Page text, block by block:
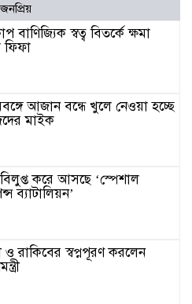
জনপ্রিয়
বাণিজ্যিক স্বত্ব বিতর্কে ক্ষমা
ফিফা
আজান বন্ধে খুলে নেওয়া হচ্ছে
মাইক
করে আসছে ‘স্পেশাল
ব্যাটালিয়ন’
ও রাকিবের স্বপ্নপূরণ করলেন